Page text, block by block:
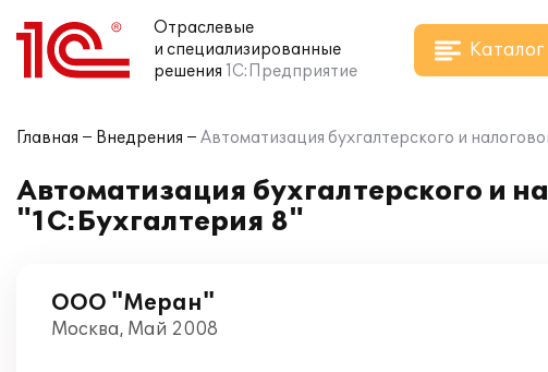
Отраслевые
и специализированные
решения 1С:Предприятие
Каталог
Главная Внедрения Автоматизация бухгалтерского и
Автоматизация бухгалтерского и
"1С:Бухгалтерия 8"
ООО "Меран"
Москва, Май 2008